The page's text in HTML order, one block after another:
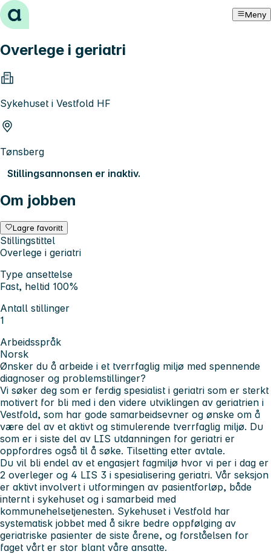
Hopp til innhold Meny
Overlege i geriatri
Sykehuset i Vestfold HF
Tønsberg
Stillingsannonsen er inaktiv.
Om jobben
Lagre favoritt
Stillingstittel
Overlege i geriatri
Type ansettelse
Fast, heltid 100%
Antall stillinger
1
Arbeidsspråk
Norsk
Ønsker du å arbeide i et tverrfaglig miljø med spennende
diagnoser og problemstillinger?
Vi søker deg som er ferdig spesialist i geriatri som er sterkt
motivert for bli med i den videre utviklingen av geriatrien i
Vestfold, som har gode samarbeidsevner og ønske om å
være del av et aktivt og stimulerende tverrfaglig miljø. Du
som er i siste del av LIS utdanningen for geriatri er
oppfordres også til å søke. Tilsetting etter avtale.
Du vil bli endel av et engasjert fagmiljø hvor vi per i dag er
2 overleger og 4 LIS 3 i spesialisering geriatri. Vår seksjon
er aktivt involvert i utformingen av pasientforløp, både
internt i sykehuset og i samarbeid med
kommunehelsetjenesten. Sykehuset i Vestfold har
systematisk jobbet med å sikre bedre oppfølging av
geriatriske pasienter de siste årene, og forståelsen for
faget vårt er stor blant våre ansatte.